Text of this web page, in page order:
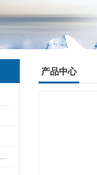
产品中心